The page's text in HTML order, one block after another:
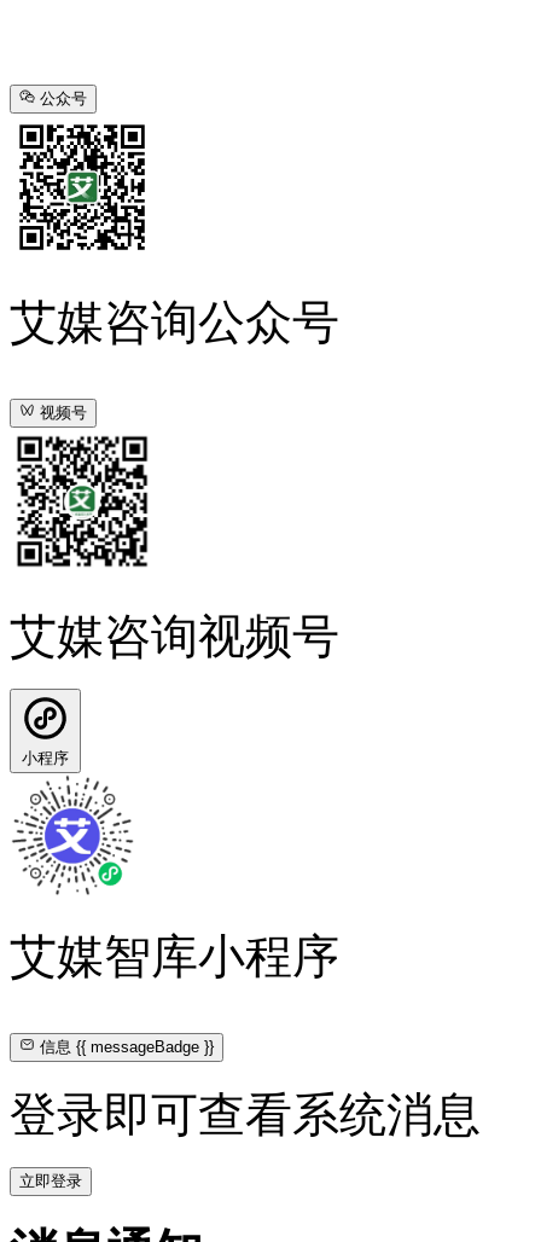
公众号
艾媒咨询公众号
视频号
艾媒咨询视频号
小程序
艾媒智库小程序
信息{{ messageBadge }}
登录即可查看系统消息
立即登录